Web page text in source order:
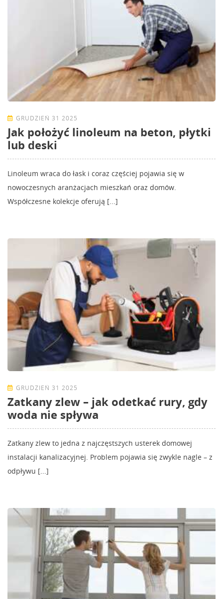
GRUDZIEŃ 31 2025
Jak położyć linoleum na beton, płytki
lub deski
Linoleum wraca do łask i coraz częściej pojawia się w
nowoczesnych aranżacjach mieszkań oraz domów.
Współczesne kolekcje oferują [...]
GRUDZIEŃ 31 2025
Zatkany zlew – jak odetkać rury, gdy
woda nie spływa
Zatkany zlew to jedna z najczęstszych usterek domowej
instalacji kanalizacyjnej. Problem pojawia się zwykle nagle – z
odpływu [...]